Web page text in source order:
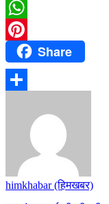
Twitter
WhatsApp
PinterestShare
himkhabar (हिमखबर)